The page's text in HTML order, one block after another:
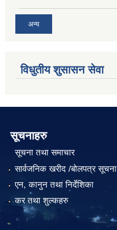
अन्य
विधुतीय शुसासन सेवा
सूचनाहरु
सूचना तथा समाचार
सार्वजनिक खरीद /बोलपत्र सूचना
एन, कानुन तथा निर्देशिका
कर तथा शुल्कहरु